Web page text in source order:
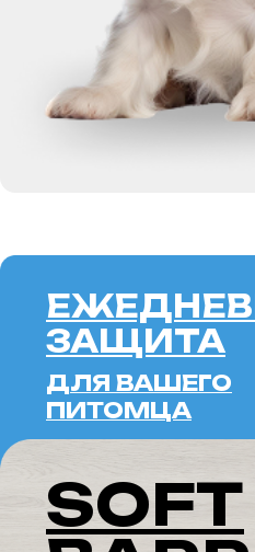
ПОДРОБНЕЕ
SPRAY
ALOE
ЕЖЕДНЕВНАЯ
ЗАЩИТА
ERID: 2VTZQWJHFHW
ДЛЯ ВАШЕГО
ПИТОМЦА
КАВАЛЕР КИНГ
ЧАРЛЬЗ
СПАНИЕЛЬ —